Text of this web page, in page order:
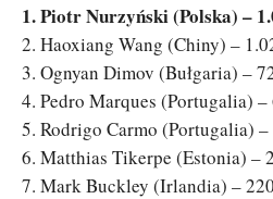
1. Piotr Nurzyński (Polska) –
2. Haoxiang Wang (Chiny) –
3. Ognyan Dimov (Bułgaria) –
4. Pedro Marques (Portugalia)
5. Rodrigo Carmo (Portugalia)
6. Matthias Tikerpe (Estonia) –
7. Mark Buckley (Irlandia) –